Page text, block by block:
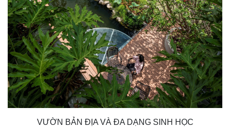
VƯỜN BẢN ĐỊA VÀ ĐA DẠNG SINH HỌC